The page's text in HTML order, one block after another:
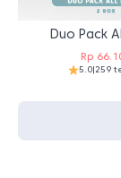
Duo Pack
Rp
5.0|259